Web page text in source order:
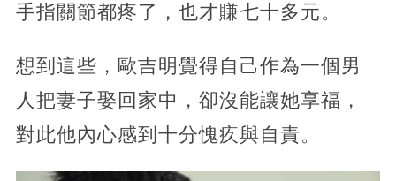
手指關節都疼了，也才賺七十多元。
想到這些，歐吉明覺得自己作為一個男
人把妻子娶回家中，卻沒能讓她享福，
對此他內心感到十分愧疚與自責。